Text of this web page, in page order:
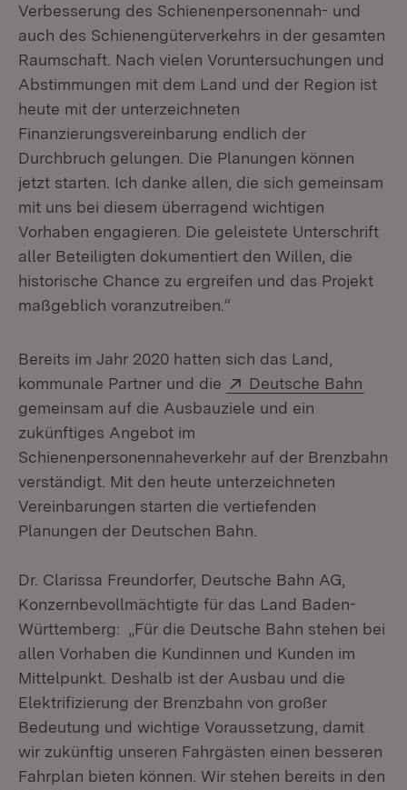
Verbesserung des Schienenpersonennah- und
auch des Schienengüterverkehrs in der gesamten
Raumschaft. Nach vielen Voruntersuchungen und
Abstimmungen mit dem Land und der Region ist
heute mit der unterzeichneten
Finanzierungsvereinbarung endlich der
Durchbruch gelungen. Die Planungen können
jetzt starten. Ich danke allen, die sich gemeinsam
mit uns bei diesem überragend wichtigen
Vorhaben engagieren. Die geleistete Unterschrift
aller Beteiligten dokumentiert den Willen, die
historische Chance zu ergreifen und das Projekt
maßgeblich voranzutreiben.“
Bereits im Jahr 2020 hatten sich das Land,
kommunale Partner und die
Extern:
Deutsche Bahn
gemeinsam auf die Ausbauziele und ein
zukünftiges Angebot im
Schienenpersonennaheverkehr auf der Brenzbahn
verständigt. Mit den heute unterzeichneten
Vereinbarungen starten die vertiefenden
Planungen der Deutschen Bahn.
Dr. Clarissa Freundorfer, Deutsche Bahn AG,
Konzernbevollmächtigte für das Land Baden-
Württemberg: „Für die Deutsche Bahn stehen bei
allen Vorhaben die Kundinnen und Kunden im
Mittelpunkt. Deshalb ist der Ausbau und die
Elektrifizierung der Brenzbahn von großer
Bedeutung und wichtige Voraussetzung, damit
wir zukünftig unseren Fahrgästen einen besseren
Fahrplan bieten können. Wir stehen bereits in den